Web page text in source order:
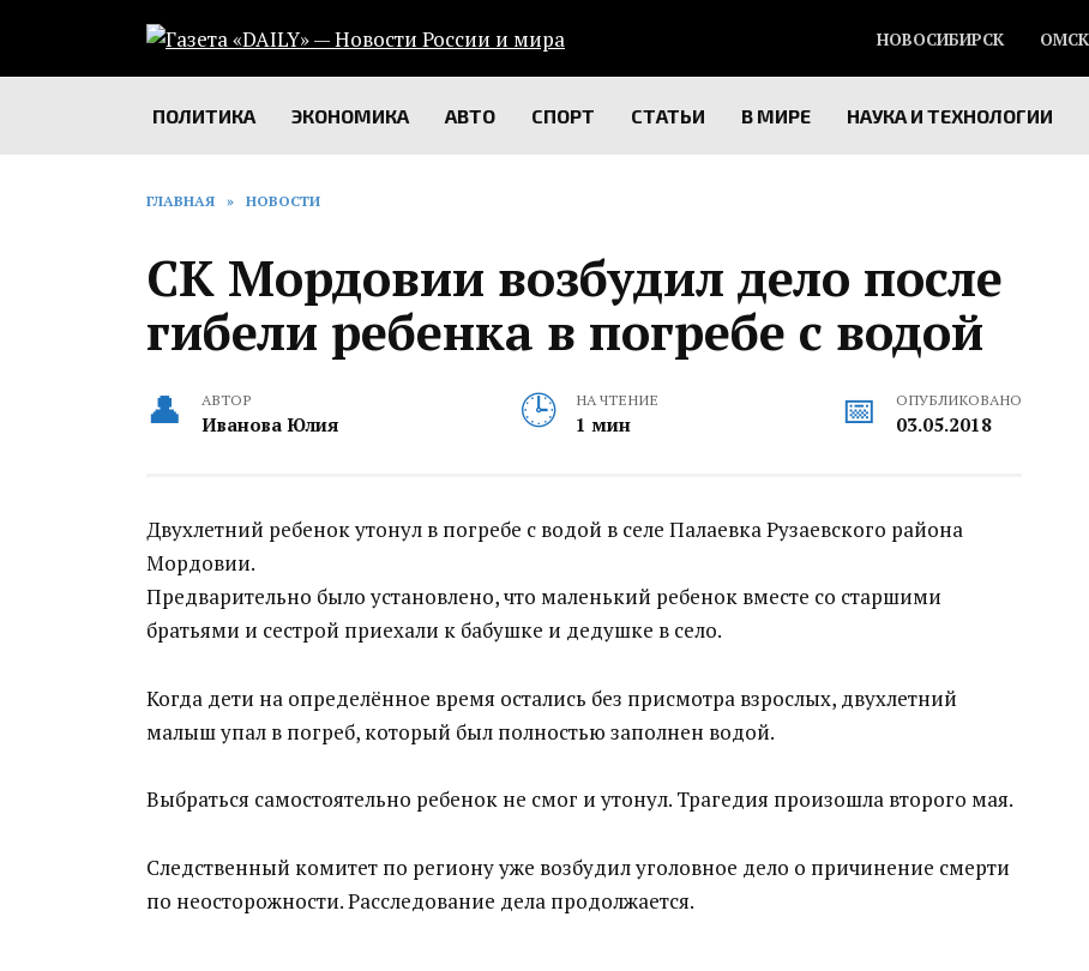
содержанию
НОВОСИБИРСК ОМСК
ПОЛИТИКА ЭКОНОМИКА АВТО СПОРТ СТАТЬИ В МИРЕ НАУКА И ТЕХНОЛОГИИ
ГЛАВНАЯ » НОВОСТИ
СК Мордовии возбудил дело после
гибели ребенка в погребе с водой
АВТОР
Иванова Юлия
НА ЧТЕНИЕ
1 мин
ОПУБЛИКОВАНО
03.05.2018
Двухлетний ребенок утонул в погребе с водой в селе Палаевка Рузаевского района
Мордовии.
Предварительно было установлено, что маленький ребенок вместе со старшими
братьями и сестрой приехали к бабушке и дедушке в село.
Когда дети на определённое время остались без присмотра взрослых, двухлетний
малыш упал в погреб, который был полностью заполнен водой.
Выбраться самостоятельно ребенок не смог и утонул. Трагедия произошла второго мая.
Следственный комитет по региону уже возбудил уголовное дело о причинение смерти
по неосторожности. Расследование дела продолжается.